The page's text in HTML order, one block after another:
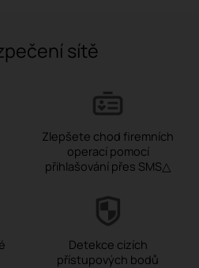
sítě
Zlepšete chod firemních
operací pomocí
přihlašování přes SMS△
Detekce cizích
přístupových bodů